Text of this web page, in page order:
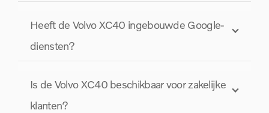
Heeft de Volvo XC40 ingebouwde Google-
diensten?
Is de Volvo XC40 beschikbaar voor zakelijke
klanten?